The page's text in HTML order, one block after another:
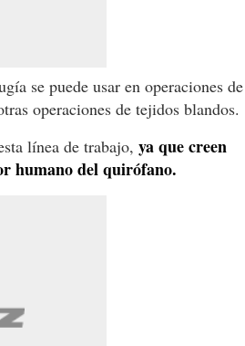
se puede usar en operaciones de
operaciones de tejidos blandos.
línea de trabajo, ya que creen
humano del quirófano.